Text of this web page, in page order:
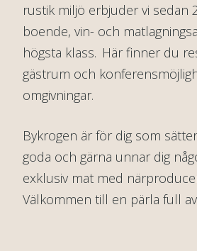
rustik miljö erbjuder vi sedan
boende, vin- och
högsta klass. Här finner du
gästrum och
omgivningar.
Bykrogen är för dig som
goda och gärna unnar dig
exklusiv mat med
Välkommen till en pärla full